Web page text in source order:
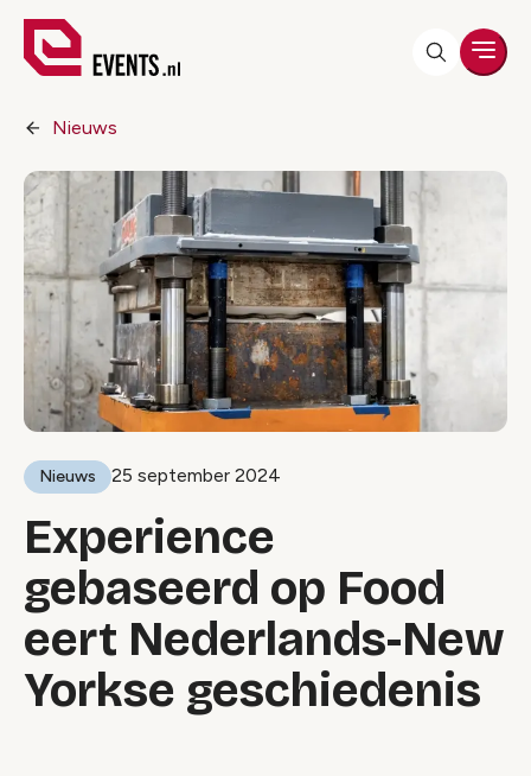
Nieuws
Nieuws 25 september 2024
Experience
gebaseerd op Food
eert Nederlands-New
Yorkse geschiedenis